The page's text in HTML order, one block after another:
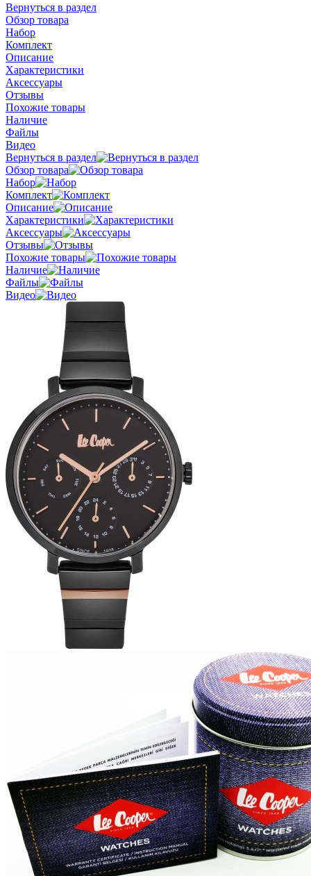
Вернуться в раздел
Обзор товара
Набор
Комплект
Описание
Характеристики
Аксессуары
Отзывы
Похожие товары
Наличие
Файлы
Видео
Вернуться в раздел
Обзор товара
Набор
Комплект
Описание
Характеристики
Аксессуары
Отзывы
Похожие товары
Наличие
Файлы
Видео